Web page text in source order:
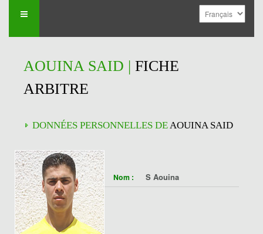
AOUINA SAID | FICHE
ARBITRE
DONNÉES PERSONNELLES DEAOUINA SAID
Nom : S Aouina